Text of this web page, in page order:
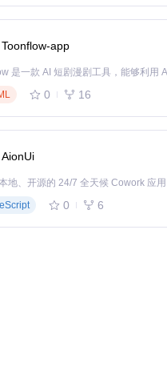
Pro、Mac mini、iMac和
Toonflow-app
0 16
AionUi
0 6